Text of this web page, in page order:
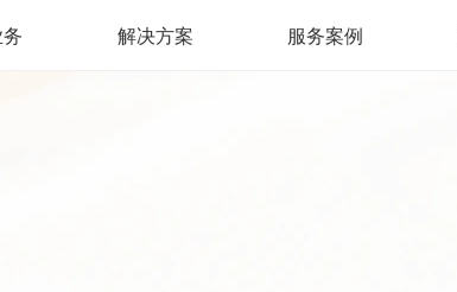
解决方案 服务案例